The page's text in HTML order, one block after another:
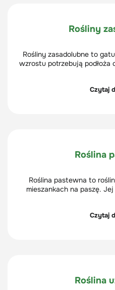
Rośliny
Rośliny zasadolubne to
wzrostu potrzebują podłoża
Czytaj
Roślina
Roślina pastewna to
mieszankach na paszę.
Czytaj
Roślina